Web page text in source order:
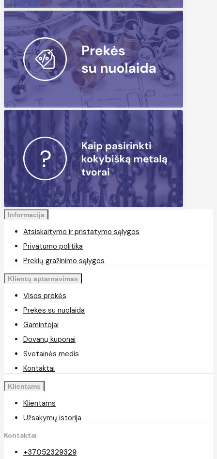
Informacija
Atsiskaitymo ir pristatymo sąlygos
Privatumo politika
Prekių gražinimo sąlygos
Klientų aptarnavimas
Visos prekės
Prekės su nuolaida
Gamintojai
Dovanų kuponai
Svetainės medis
Kontaktai
Klientams
Klientams
Užsakymų istorija
Kontaktai
+37052329329